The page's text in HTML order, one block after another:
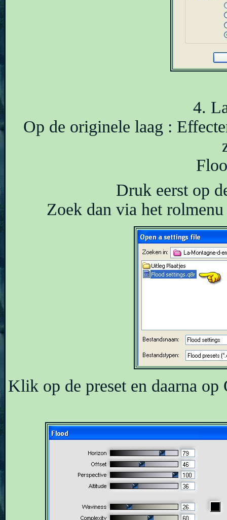
4.
Op de originele laag :
Druk eerst op
Zoek dan via het
Klik op de preset en daarna